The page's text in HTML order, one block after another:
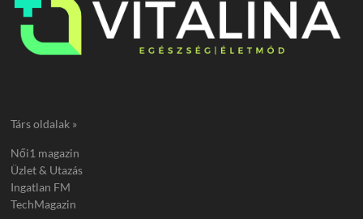
Társ oldalak »
Női1 magazin
Üzlet & Utazás
Ingatlan FM
TechMagazin